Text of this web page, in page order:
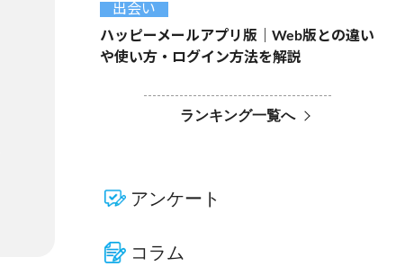
出会い
ハッピーメールアプリ版｜Web版との違い
や使い方・ログイン方法を解説
ランキング一覧へ
アンケート
コラム